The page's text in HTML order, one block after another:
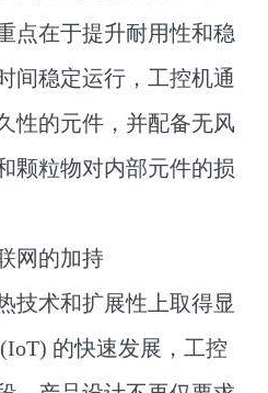
点在于提升耐用性和稳
间稳定运行，工控机通
性的元件，并配备无风
颗粒物对内部元件的损
网的加持
技术和扩展性上取得显
的快速发展，工控